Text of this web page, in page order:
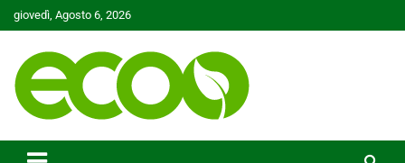
Skip
to
giovedì, Agosto 6, 2026
Ecoo.it